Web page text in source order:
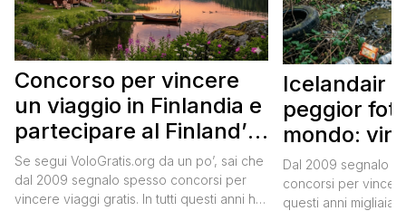
Concorso per vincere
un viaggio in Finlandia e
partecipare al Finland’s
Official Tasting
Se segui VoloGratis.org da un po’, sai che
dal 2009 segnalo spesso concorsi per
vincere viaggi gratis. In tutti questi anni ho
Icelandair
peggior
mondo:
in Islanda
dollari
Dal 2009 segnalo
concorsi per
questi anni migliaia